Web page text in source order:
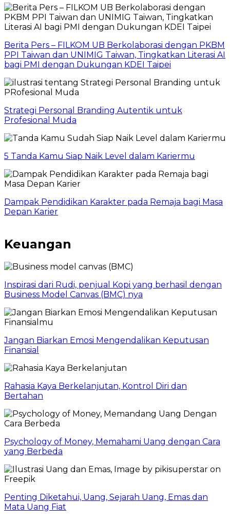
Berita Pers – FILKOM UB Berkolaborasi dengan PKBM
PPI Taiwan dan UNIMIG Taiwan, Tingkatkan Literasi AI
bagi PMI dengan Dukungan KDEI Taipei
Strategi Personal Branding Autentik untuk
Profesional Muda
5 Tanda Kamu Siap Naik Level dalam Kariermu
Dampak Pendidikan Karakter pada Remaja bagi Masa
Depan Karier
Keuangan
Inspirasi dari Rudi, penjual Kopi yang berhasil dengan
Business Model Canvas (BMC) nya
Jangan Biarkan Emosi Mengendalikan Keputusan
Finansial
Rahasia Kaya Berkelanjutan, Kontrol Diri dan
Bertahan
Psychology of Money, Memahami Uang dengan Cara
yang Berbeda
Penting Diketahui, Uang, Sejarah Uang, Emas dan
Mata Uang Fiat